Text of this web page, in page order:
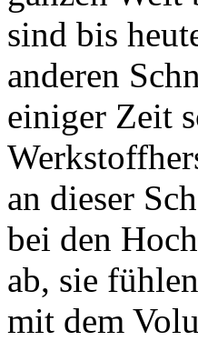
sind bis
anderen
einiger Zeit
an dieser
bei den
ab, sie
mit dem